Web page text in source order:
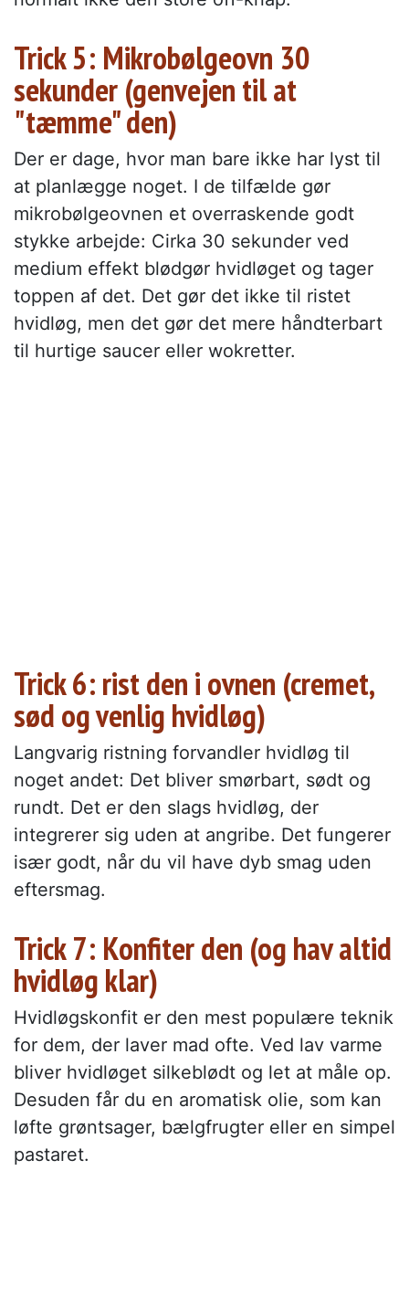
Trick 5: Mikrobølgeovn 30
sekunder (genvejen til at
"tæmme" den)
Der er dage, hvor man bare ikke har lyst til
at planlægge noget. I de tilfælde gør
mikrobølgeovnen et overraskende godt
stykke arbejde: Cirka 30 sekunder ved
medium effekt blødgør hvidløget og tager
toppen af det. Det gør det ikke til ristet
hvidløg, men det gør det mere håndterbart
til hurtige saucer eller wokretter.
Trick 6: rist den i ovnen (cremet,
sød og venlig hvidløg)
Langvarig ristning forvandler hvidløg til
noget andet: Det bliver smørbart, sødt og
rundt. Det er den slags hvidløg, der
integrerer sig uden at angribe. Det fungerer
især godt, når du vil have dyb smag uden
eftersmag.
Trick 7: Konfiter den (og hav altid
hvidløg klar)
Hvidløgskonfit er den mest populære teknik
for dem, der laver mad ofte. Ved lav varme
bliver hvidløget silkeblødt og let at måle op.
Desuden får du en aromatisk olie, som kan
løfte grøntsager, bælgfrugter eller en simpel
pastaret.